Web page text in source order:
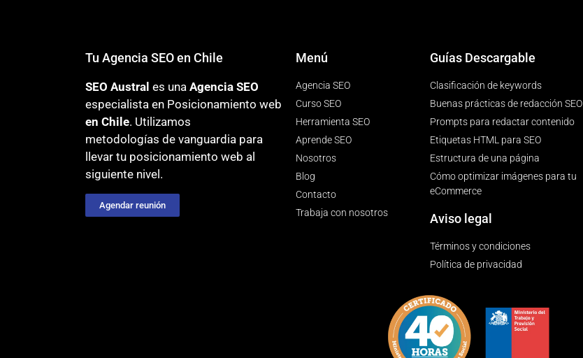
Tu Agencia SEO en Chile
SEO Austral es una Agencia SEO
especialista en Posicionamiento web
en Chile. Utilizamos
metodologías de vanguardia para
llevar tu posicionamiento web al
siguiente nivel.
Agendar reunión
Menú
Agencia SEO
Curso SEO
Herramienta SEO
Aprende SEO
Nosotros
Blog
Contacto
Trabaja con nosotros
Guías Descargable
Clasificación de keywords
Buenas prácticas de redacción SEO
Prompts para redactar contenido
Etiquetas HTML para SEO
Estructura de una página
Cómo optimizar imágenes para tu
eCommerce
Aviso legal
Términos y condiciones
Política de privacidad